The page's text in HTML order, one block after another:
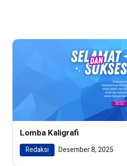
Lomba Kaligrafi
Redaksi Desember 8, 2025